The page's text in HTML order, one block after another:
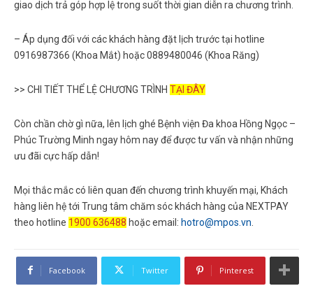
giao dịch trả góp hợp lệ trong suốt thời gian diễn ra chương trình.
– Áp dụng đối với các khách hàng đặt lịch trước tại hotline
0916987366 (Khoa Mắt) hoặc 0889480046 (Khoa Răng)
>> CHI TIẾT THỂ LỆ CHƯƠNG TRÌNH TẠI ĐÂY
Còn chần chờ gì nữa, lên lịch ghé Bệnh viện Đa khoa Hồng Ngọc –
Phúc Trường Minh ngay hôm nay để được tư vấn và nhận những
ưu đãi cực hấp dẫn!
Mọi thắc mắc có liên quan đến chương trình khuyến mại, Khách
hàng liên hệ tới Trung tâm chăm sóc khách hàng của NEXTPAY
theo hotline 1900 636488 hoặc email: hotro@mpos.vn
Facebook Twitter Pinterest